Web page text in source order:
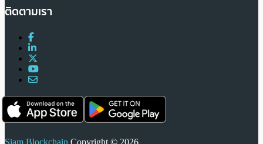
ติดตามเรา